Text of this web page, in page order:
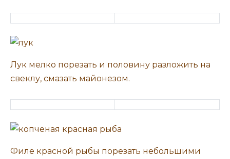
Лук мелко порезать и половину разложить на
свеклу, смазать майонезом.
Филе красной рыбы порезать небольшими